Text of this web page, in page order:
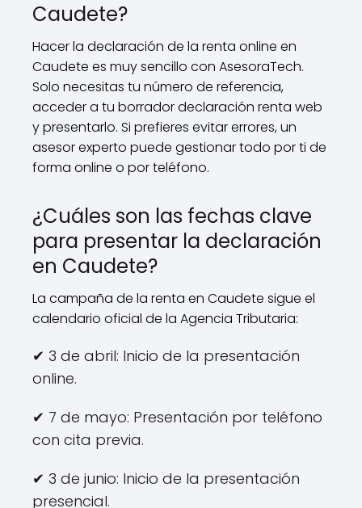
Caudete?
Hacer la declaración de la renta online en
Caudete es muy sencillo con AsesoraTech.
Solo necesitas tu número de referencia,
acceder a tu borrador declaración renta web
y presentarlo. Si prefieres evitar errores, un
asesor experto puede gestionar todo por ti de
forma online o por teléfono.
¿Cuáles son las fechas clave
para presentar la declaración
en Caudete?
La campaña de la renta en Caudete sigue el
calendario oficial de la Agencia Tributaria:
✔ 3 de abril: Inicio de la presentación
online.
✔ 7 de mayo: Presentación por teléfono
con cita previa.
✔ 3 de junio: Inicio de la presentación
presencial.